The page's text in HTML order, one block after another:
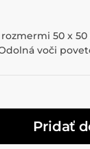
50 x
voči
Pridať